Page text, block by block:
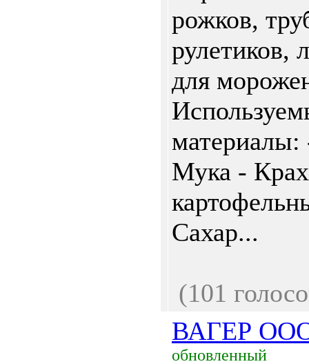
рожков,
рулетиков,
для
материалы:
Мука -
Сахар...
(101
ВАГЕР
обновленный